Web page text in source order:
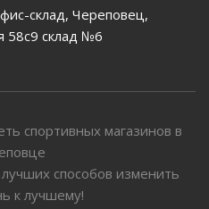
склад, Череповец,
58с9 склад №6
спортивных магазинов в
способов изменить
к лучшему!